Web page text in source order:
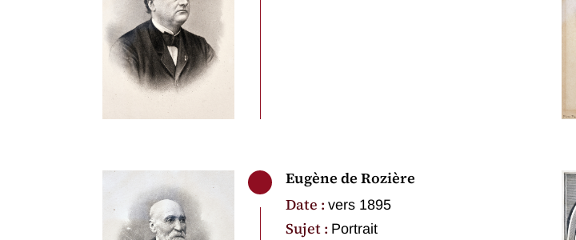
Eugène de Rozière
Date : vers 1895
Sujet : Portrait